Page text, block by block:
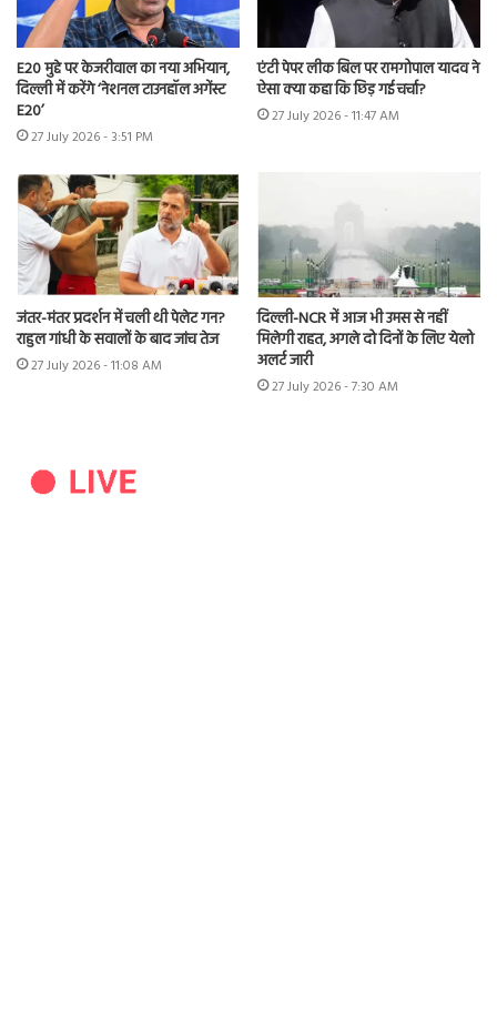
E20 मुद्दे पर केजरीवाल का नया अभियान,
दिल्ली में करेंगे ‘नेशनल टाउनहॉल अगेंस्ट
E20’
27 July 2026 - 3:51 PM
एंटी पेपर लीक बिल पर रामगोपाल यादव ने
ऐसा क्या कहा कि छिड़ गई चर्चा?
27 July 2026 - 11:47 AM
जंतर-मंतर प्रदर्शन में चली थी पेलेट गन?
राहुल गांधी के सवालों के बाद जांच तेज
27 July 2026 - 11:08 AM
दिल्ली-NCR में आज भी उमस से नहीं
मिलेगी राहत, अगले दो दिनों के लिए येलो
अलर्ट जारी
27 July 2026 - 7:30 AM